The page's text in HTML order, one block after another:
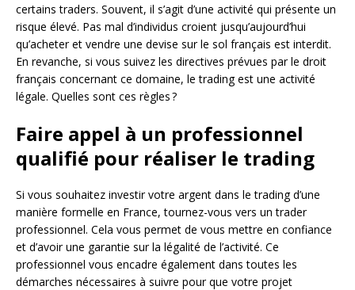
certains traders. Souvent, il s’agit d’une activité qui présente un
risque élevé. Pas mal d’individus croient jusqu’aujourd’hui
qu’acheter et vendre une devise sur le sol français est interdit.
En revanche, si vous suivez les directives prévues par le droit
français concernant ce domaine, le trading est une activité
légale. Quelles sont ces règles ?
Faire appel à un professionnel
qualifié pour réaliser le trading
Si vous souhaitez investir votre argent dans le trading d’une
manière formelle en France, tournez-vous vers un trader
professionnel. Cela vous permet de vous mettre en confiance
et d’avoir une garantie sur la légalité de l’activité. Ce
professionnel vous encadre également dans toutes les
démarches nécessaires à suivre pour que votre projet